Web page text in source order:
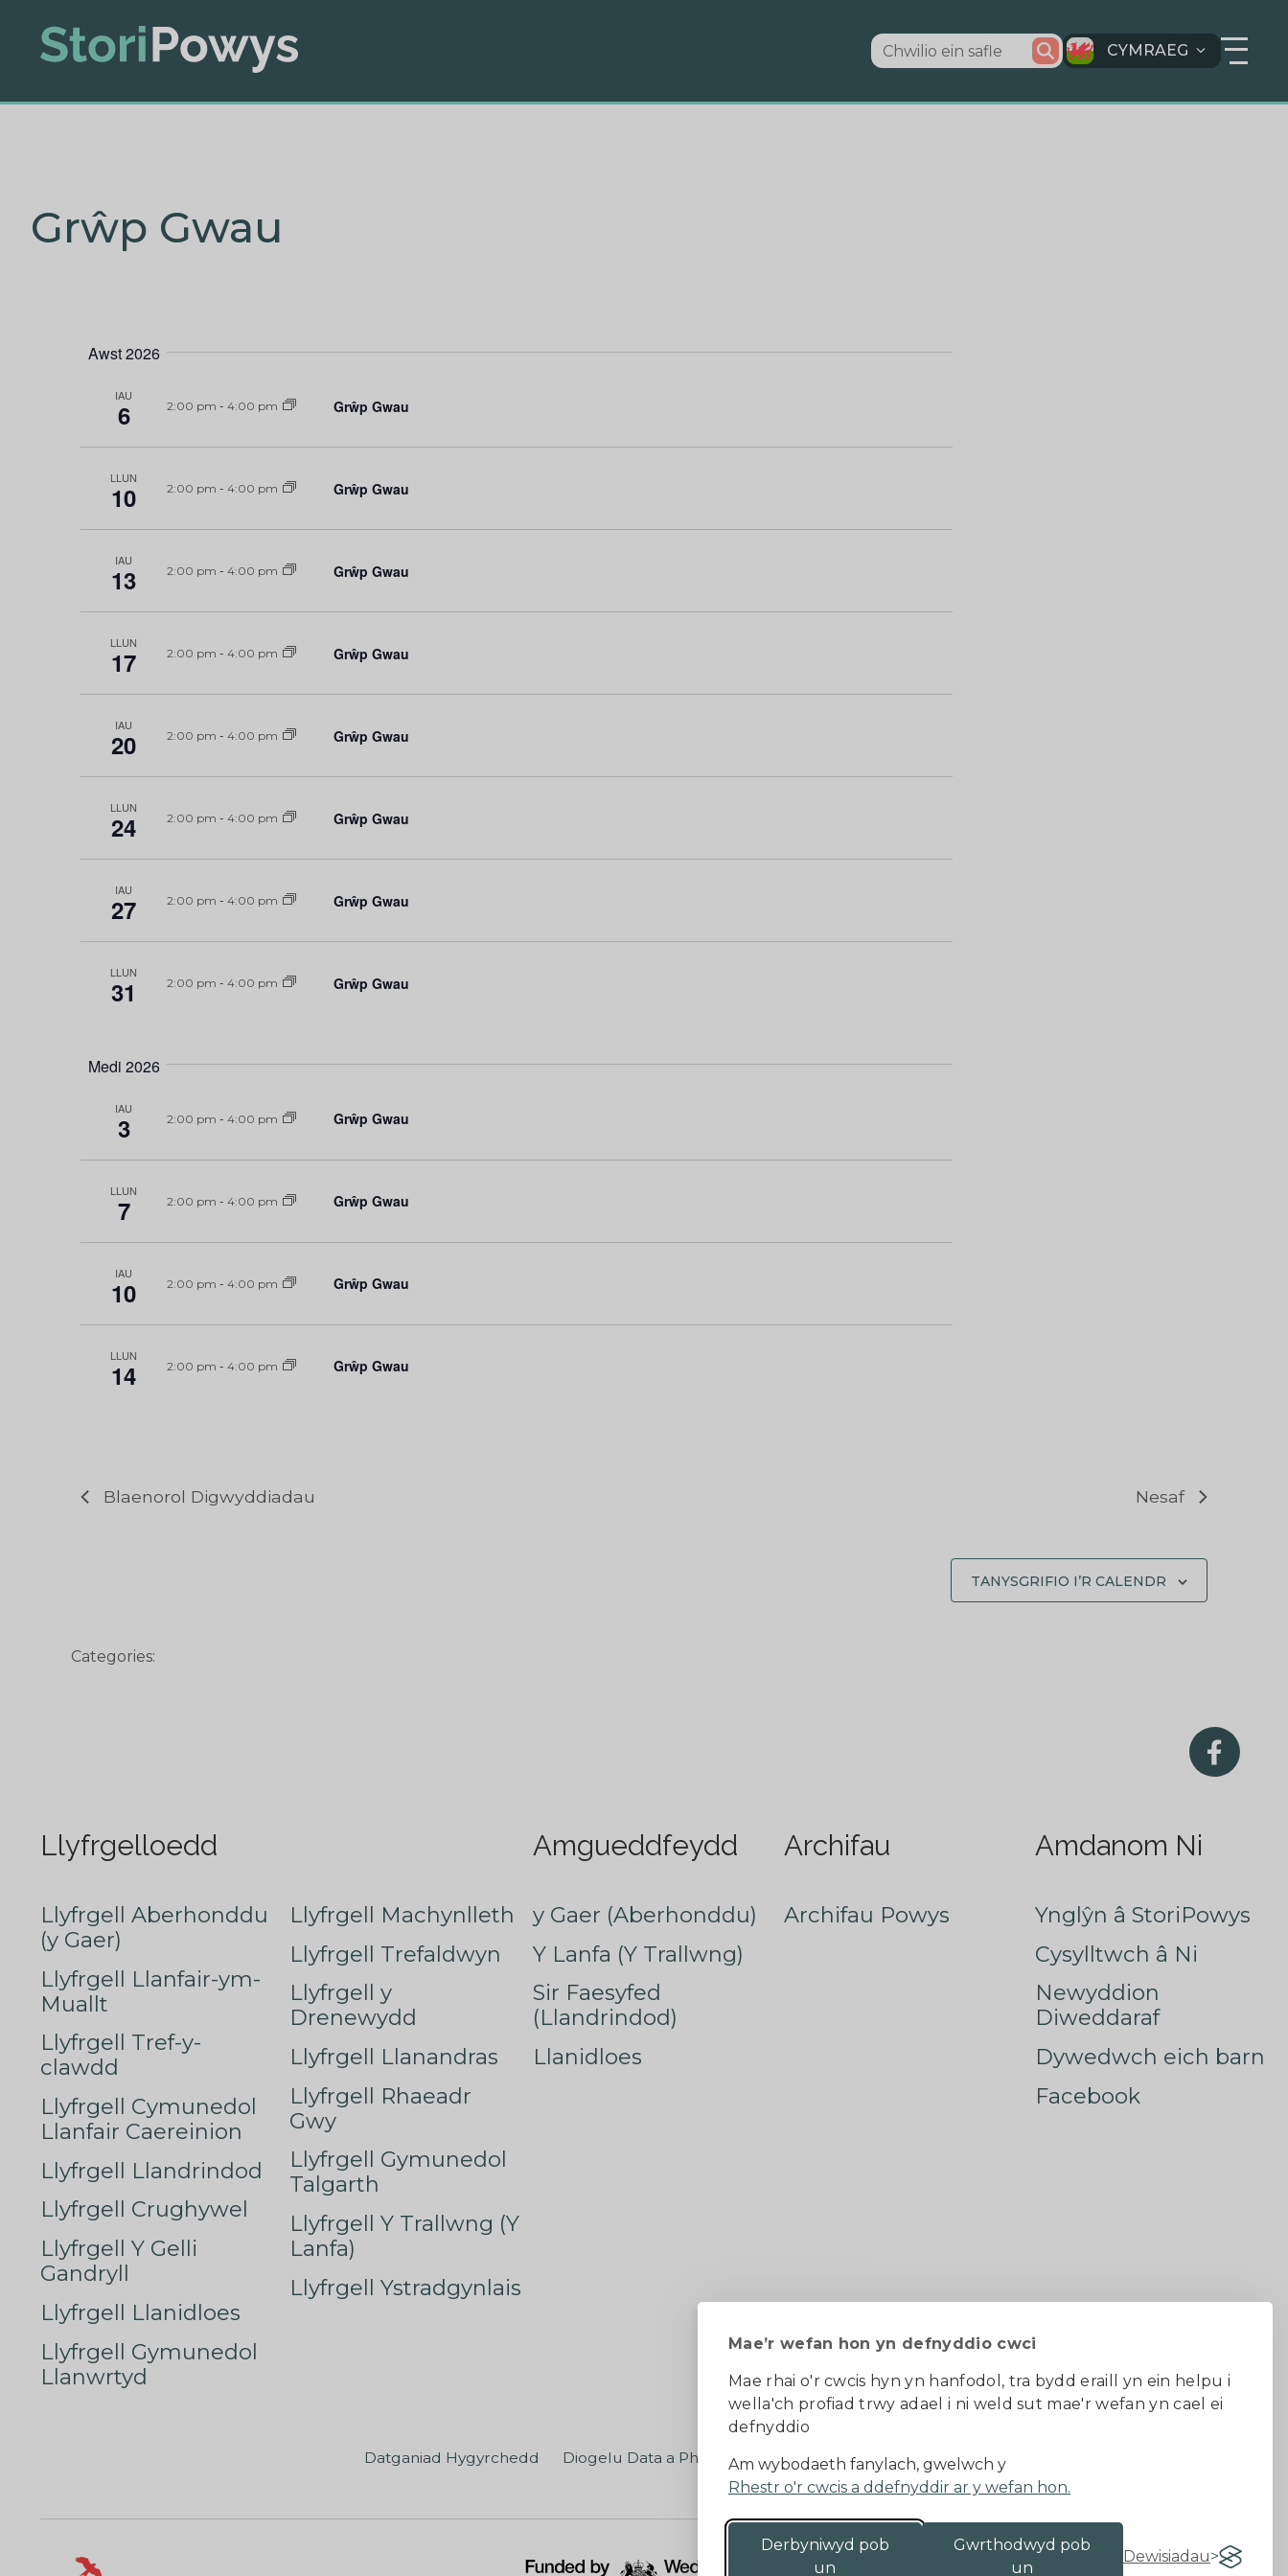
Mae’r wefan hon yn defnyddio cwci
Mae rhai o'r cwcis hyn yn hanfodol, tra bydd eraill yn ein helpu i
wella'ch profiad trwy adael i ni weld sut mae'r wefan yn cael ei
defnyddio
Am wybodaeth fanylach, gwelwch y
Rhestr o'r cwcis a ddefnyddir ar y wefan hon.
Derbyniwyd pob
un
Gwrthodwyd pob
un
Dewisiadau
CYMRAEG
Grŵp Gwau
Awst 2026
IAU
6 2:00 pm - 4:00 pm Grŵp Gwau
LLUN
10 2:00 pm - 4:00 pm Grŵp Gwau
IAU
13 2:00 pm - 4:00 pm Grŵp Gwau
LLUN
17 2:00 pm - 4:00 pm Grŵp Gwau
IAU
20 2:00 pm - 4:00 pm Grŵp Gwau
LLUN
24 2:00 pm - 4:00 pm Grŵp Gwau
IAU
27 2:00 pm - 4:00 pm Grŵp Gwau
LLUN
31 2:00 pm - 4:00 pm Grŵp Gwau
Medi 2026
IAU
3 2:00 pm - 4:00 pm Grŵp Gwau
LLUN
7 2:00 pm - 4:00 pm Grŵp Gwau
IAU
10 2:00 pm - 4:00 pm Grŵp Gwau
LLUN
14 2:00 pm - 4:00 pm Grŵp Gwau
Blaenorol Digwyddiadau Nesaf
TANYSGRIFIO I’R CALENDR
Categories:
Llyfrgelloedd
Llyfrgell Aberhonddu
(y Gaer)
Llyfrgell Llanfair-ym-
Muallt
Llyfrgell Tref-y-
clawdd
Llyfrgell Cymunedol
Llanfair Caereinion
Llyfrgell Llandrindod
Llyfrgell Crughywel
Llyfrgell Y Gelli
Gandryll
Llyfrgell Llanidloes
Llyfrgell Gymunedol
Llanwrtyd
Llyfrgell Machynlleth
Llyfrgell Trefaldwyn
Llyfrgell y
Drenewydd
Llyfrgell Llanandras
Llyfrgell Rhaeadr
Gwy
Llyfrgell Gymunedol
Talgarth
Llyfrgell Y Trallwng (Y
Lanfa)
Llyfrgell Ystradgynlais
Amgueddfeydd
y Gaer (Aberhonddu)
Y Lanfa (Y Trallwng)
Sir Faesyfed
(Llandrindod)
Llanidloes
Archifau
Archifau Powys
Amdanom Ni
Ynglŷn â StoriPowys
Cysylltwch â Ni
Newyddion
Diweddaraf
Dywedwch eich barn
Facebook
Datganiad Hygyrchedd Diogelu Data a Phreifatrwydd Telerau ac amodau